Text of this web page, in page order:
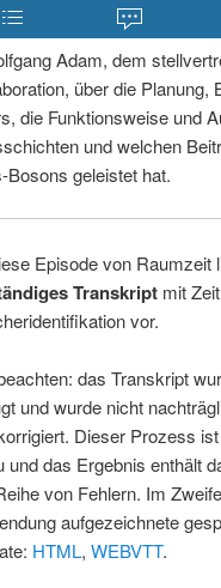
Adam, dem
über die Planung,
die Funktionsweise und
und welchen
geleistet hat.
Episode von Raumzeit
Transkriptmit
vor.
das Transkript
und wurde nicht
Dieser Prozess
und das Ergebnis enthält
von Fehlern. Im
aufgezeichnete
HTML, WEBVTT.